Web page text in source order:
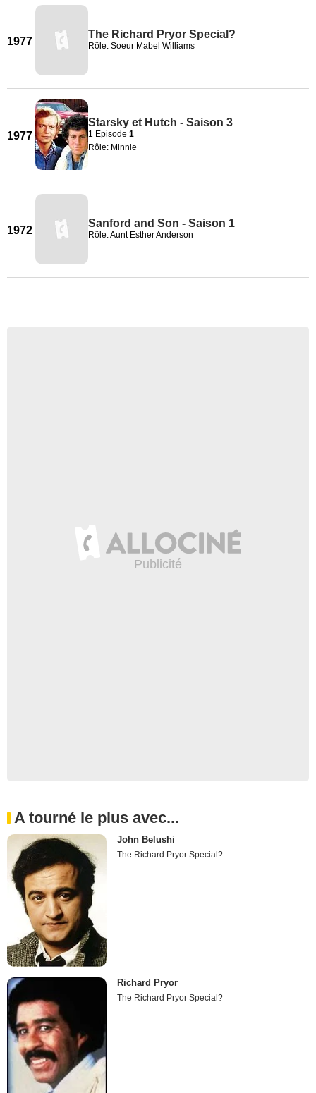
1977
The Richard Pryor Special?
Rôle: Soeur Mabel Williams
1977
Starsky et Hutch - Saison 3
1 Episode 1
Rôle: Minnie
1972
Sanford and Son - Saison 1
Rôle: Aunt Esther Anderson
A tourné le plus avec...
John Belushi
The Richard Pryor Special?
Richard Pryor
The Richard Pryor Special?